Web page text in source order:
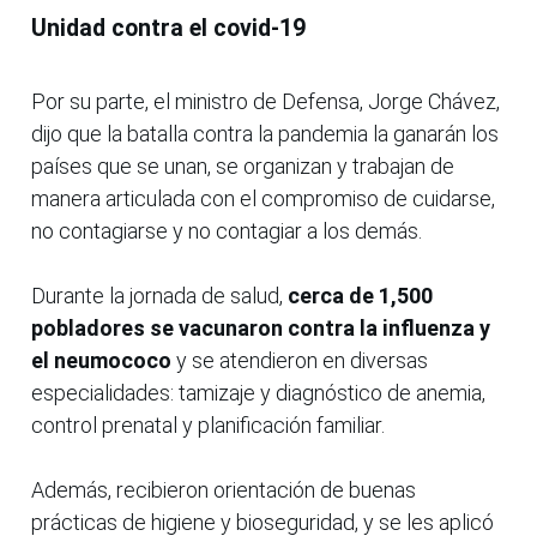
Unidad contra el covid-19
Por su parte, el ministro de Defensa, Jorge Chávez,
dijo que la batalla contra la pandemia la ganarán los
países que se unan, se organizan y trabajan de
manera articulada con el compromiso de cuidarse,
no contagiarse y no contagiar a los demás.
Durante la jornada de salud, cerca de 1,500
pobladores se vacunaron contra la influenza y
el neumococo y se atendieron en diversas
especialidades: tamizaje y diagnóstico de anemia,
control prenatal y planificación familiar.
Además, recibieron orientación de buenas
prácticas de higiene y bioseguridad, y se les aplicó